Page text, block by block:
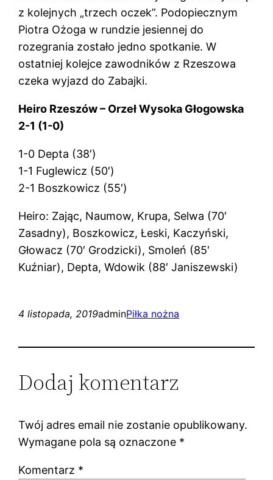
z kolejnych „trzech oczek”. Podopiecznym
Piotra Ożoga w rundzie jesiennej do
rozegrania zostało jedno spotkanie. W
ostatniej kolejce zawodników z Rzeszowa
czeka wyjazd do Zabajki.
Heiro Rzeszów – Orzeł Wysoka Głogowska
2-1 (1-0)
1-0 Depta (38′)
1-1 Fuglewicz (50′)
2-1 Boszkowicz (55′)
Heiro: Zając, Naumow, Krupa, Selwa (70′
Zasadny), Boszkowicz, Łeski, Kaczyński,
Głowacz (70′ Grodzicki), Smoleń (85′
Kuźniar), Depta, Wdowik (88′ Janiszewski)
4 listopada, 2019adminPiłka nożna
Dodaj komentarz
Twój adres email nie zostanie opublikowany.
Wymagane pola są oznaczone *
Komentarz *